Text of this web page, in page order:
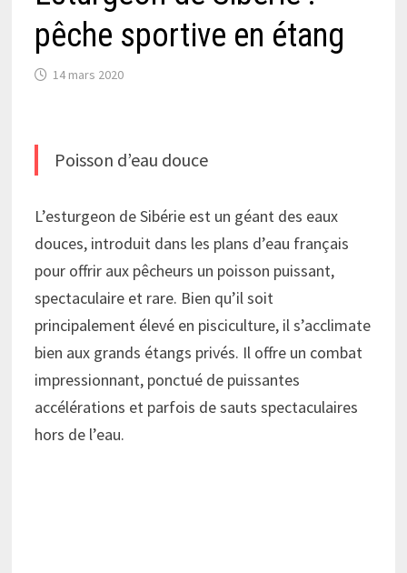
pêche sportive en étang
14 mars 2020
Poisson d’eau douce
L’esturgeon de Sibérie est un géant des eaux
douces, introduit dans les plans d’eau français
pour offrir aux pêcheurs un poisson puissant,
spectaculaire et rare. Bien qu’il soit
principalement élevé en pisciculture, il s’acclimate
bien aux grands étangs privés. Il offre un combat
impressionnant, ponctué de puissantes
accélérations et parfois de sauts spectaculaires
hors de l’eau.